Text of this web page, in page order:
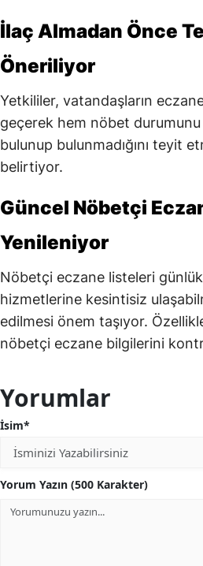
İlaç Almadan Önce
Öneriliyor
Yetkililer, vatandaşların
geçerek hem nöbet
bulunup bulunmadığını teyit
belirtiyor.
Güncel Nöbetçi
Yenileniyor
Nöbetçi eczane listeleri
hizmetlerine kesintisiz
edilmesi önem taşıyor.
nöbetçi eczane bilgilerini
Yorumlar
İsim*
Yorum Yazın (500 Karakter)